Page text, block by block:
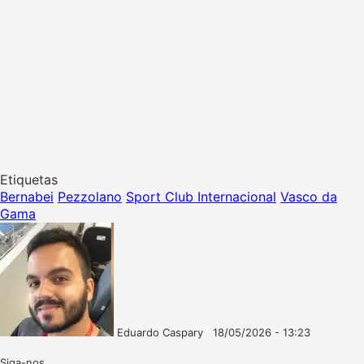
Etiquetas
Bernabei Pezzolano Sport Club Internacional Vasco da
Gama
Eduardo Caspary
18/05/2026 - 13:23